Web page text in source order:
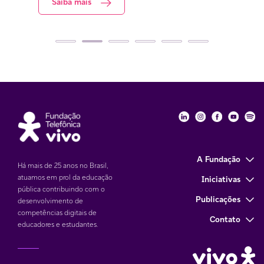
Há mais de 25 anos no Brasil,
atuamos em prol da educação
pública contribuindo com o
desenvolvimento de
competências digitais de
educadores e estudantes.
Fundação
Fundação
A Fundação
Iniciativas
Publicações
Contato